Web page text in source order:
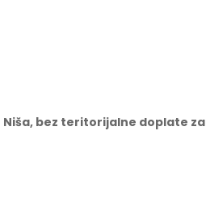
bez teritorijalne doplate za